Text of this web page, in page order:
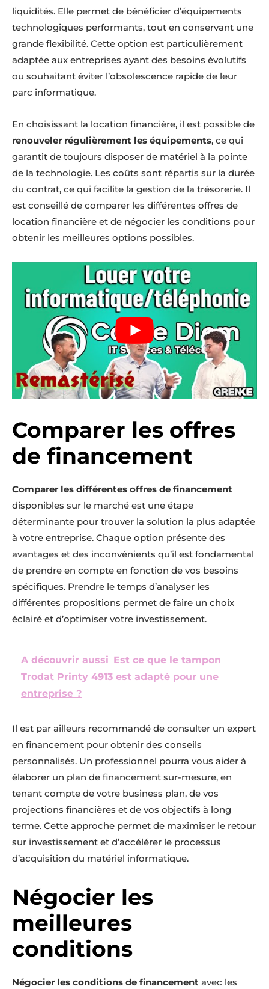
liquidités. Elle permet de bénéficier d’équipements
technologiques performants, tout en conservant une
grande flexibilité. Cette option est particulièrement
adaptée aux entreprises ayant des besoins évolutifs
ou souhaitant éviter l’obsolescence rapide de leur
parc informatique.
En choisissant la location financière, il est possible de
renouveler régulièrement les équipements, ce qui
garantit de toujours disposer de matériel à la pointe
de la technologie. Les coûts sont répartis sur la durée
du contrat, ce qui facilite la gestion de la trésorerie. Il
est conseillé de comparer les différentes offres de
location financière et de négocier les conditions pour
obtenir les meilleures options possibles.
Comparer les offres
de financement
Comparer les différentes offres de financement
disponibles sur le marché est une étape
déterminante pour trouver la solution la plus adaptée
à votre entreprise. Chaque option présente des
avantages et des inconvénients qu’il est fondamental
de prendre en compte en fonction de vos besoins
spécifiques. Prendre le temps d’analyser les
différentes propositions permet de faire un choix
éclairé et d’optimiser votre investissement.
A découvrir aussi Est ce que le tampon
Trodat Printy 4913 est adapté pour une
entreprise ?
Il est par ailleurs recommandé de consulter un expert
en financement pour obtenir des conseils
personnalisés. Un professionnel pourra vous aider à
élaborer un plan de financement sur-mesure, en
tenant compte de votre business plan, de vos
projections financières et de vos objectifs à long
terme. Cette approche permet de maximiser le retour
sur investissement et d’accélérer le processus
d’acquisition du matériel informatique.
Négocier les
meilleures
conditions
Négocier les conditions de financement avec les